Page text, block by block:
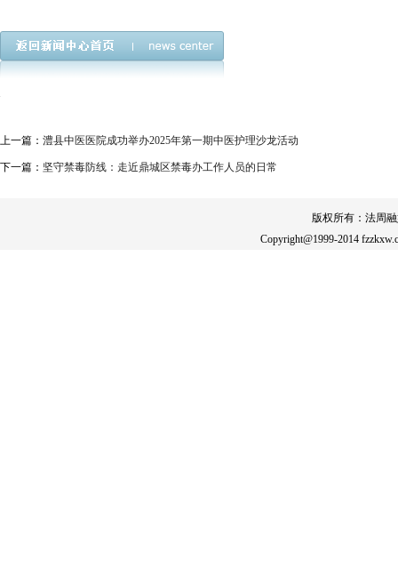
上一篇： 澧县中医医院成功举办2025年第一期中医护理沙龙活动
下一篇： 坚守禁毒防线：走近鼎城区禁毒办工作人员的日常
版权所有：法周
Copyright@1999-2014